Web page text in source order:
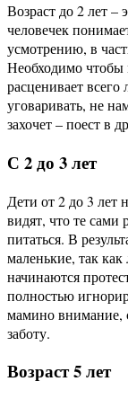
Возраст до 2 лет –
человечек
усмотрению, в
Необходимо чтобы
расценивает
уговаривать, не
захочет – поест в
С 2 до 3 лет
Дети от 2 до 3 лет
видят, что те сами
питаться. В
маленькие, так
начинаются
полностью
мамино внимание,
заботу.
Возраст 5 лет